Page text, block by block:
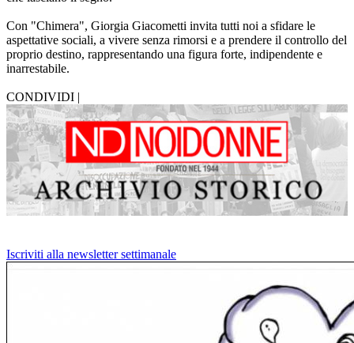
Con "Chimera", Giorgia Giacometti invita tutti noi a sfidare le
aspettative sociali, a vivere senza rimorsi e a prendere il controllo del
proprio destino, rappresentando una figura forte, indipendente e
inarrestabile.
CONDIVIDI |
Iscriviti alla newsletter settimanale